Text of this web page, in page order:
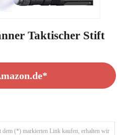
Taktischer Stift
dem (*) markierten Link kaufen, erhalten wir